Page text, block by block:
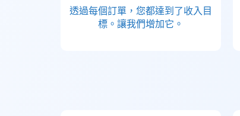
透過每個訂單，您都達到了收入目
標。讓我們增加它。